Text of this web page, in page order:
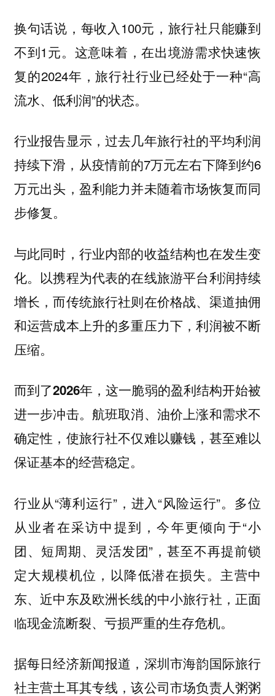
换句话说，每收入100元，旅行社只能赚到
不到1元。这意味着，在出境游需求快速恢
复的2024年，旅行社行业已经处于一种“高
流水、低利润”的状态。
行业报告显示，过去几年旅行社的平均利润
持续下滑，从疫情前的7万元左右下降到约6
万元出头，盈利能力并未随着市场恢复而同
步修复。
与此同时，行业内部的收益结构也在发生变
化。以携程为代表的在线旅游平台利润持续
增长，而传统旅行社则在价格战、渠道抽佣
和运营成本上升的多重压力下，利润被不断
压缩。
而到了2026年，这一脆弱的盈利结构开始被
进一步冲击。航班取消、油价上涨和需求不
确定性，使旅行社不仅难以赚钱，甚至难以
保证基本的经营稳定。
行业从“薄利运行”，进入“风险运行”。多位
从业者在采访中提到，今年更倾向于“小
团、短周期、灵活发团”，甚至不再提前锁
定大规模机位，以降低潜在损失。 主营中
东、近中东及欧洲长线的中小旅行社，正面
临现金流断裂、亏损严重的生存危机。
据每日经济新闻报道，深圳市海韵国际旅行
社主营土耳其专线，该公司市场负责人粥粥